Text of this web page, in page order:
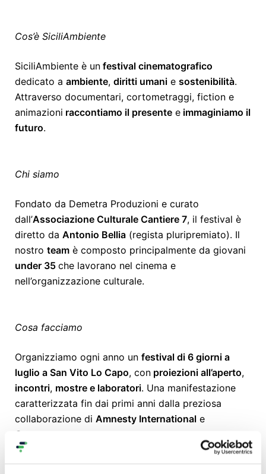
Cos’è SiciliAmbiente
SiciliAmbiente è un festival cinematografico
dedicato a ambiente, diritti umani e sostenibilità.
Attraverso documentari, cortometraggi, fiction e
animazioni raccontiamo il presente e immaginiamo il
futuro.
Chi siamo
Fondato da Demetra Produzioni e curato
dall’Associazione Culturale Cantiere 7, il festival è
diretto da Antonio Bellia (regista pluripremiato). Il
nostro team è composto principalmente da giovani
under 35 che lavorano nel cinema e
nell’organizzazione culturale.
Cosa facciamo
Organizziamo ogni anno un festival di 6 giorni a
luglio a San Vito Lo Capo, con proiezioni all’aperto,
incontri, mostre e laboratori. Una manifestazione
caratterizzata fin dai primi anni dalla preziosa
collaborazione di Amnesty International e
Greenpeace